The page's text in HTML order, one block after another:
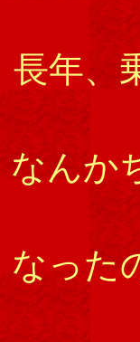
長年、
なんか
なった